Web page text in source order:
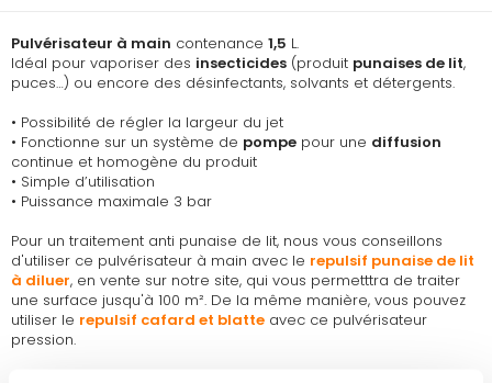
Pulvérisateur à main contenance 1,5 L.
Idéal pour vaporiser des insecticides (produit punaises de lit,
puces…) ou encore des désinfectants, solvants et détergents.
• Possibilité de régler la largeur du jet
• Fonctionne sur un système de pompe pour une diffusion
continue et homogène du produit
• Simple d’utilisation
• Puissance maximale 3 bar
Pour un traitement anti punaise de lit, nous vous conseillons
d'utiliser ce pulvérisateur à main avec le repulsif punaise de lit
à diluer, en vente sur notre site, qui vous permetttra de traiter
une surface jusqu'à 100 m². De la même manière, vous pouvez
utiliser le repulsif cafard et blatte avec ce pulvérisateur
pression.